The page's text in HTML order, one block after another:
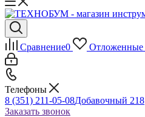
Сравнение0 Отложенные
Телефоны
8 (351) 211-05-08Добавочный 218
Заказать звонок